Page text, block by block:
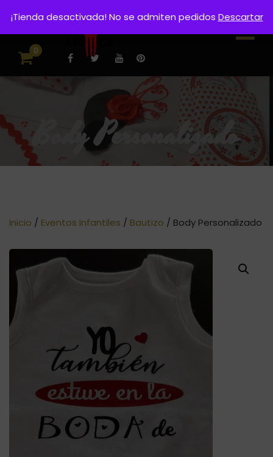
0
Body Personalizado
Inicio / Eventos Infantiles / Bautizo / Body Personalizado
¡Tienda desactivada! No se admiten pedidos Descartar